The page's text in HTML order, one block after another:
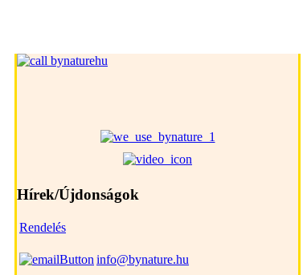
Hírek/Újdonságok
Rendelés
info@bynature.hu